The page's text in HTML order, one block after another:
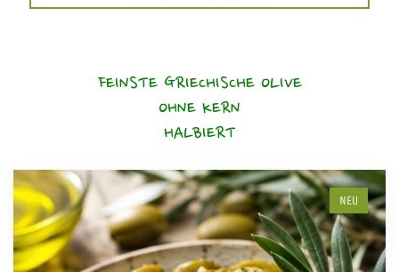
FEINSTE GRIECHISCHE OLIVE
OHNE KERN
HALBIERT
NEU